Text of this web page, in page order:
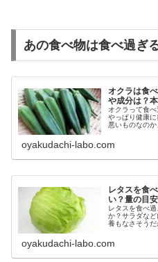
あの食べ物は食べ過ぎ
オクラは食
や成分は？
オクラって食
やっぱり健康
悪いものなのか
oyakudachi-labo.com
レタスを食
い？量の目
レタスを食べ
か？サラダな
養もなさそうだ
oyakudachi-labo.com